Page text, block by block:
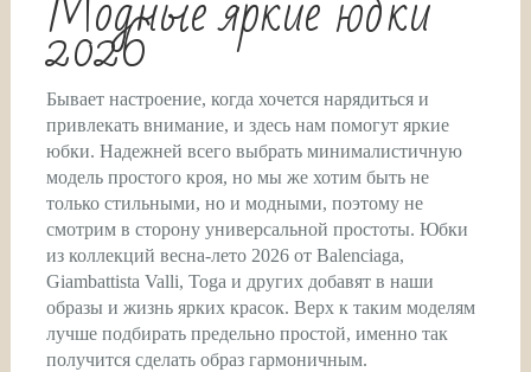
2026
Бывает настроение, когда хочется нарядиться и
привлекать внимание, и здесь нам помогут яркие
юбки. Надежней всего выбрать минималистичную
модель простого кроя, но мы же хотим быть не
только стильными, но и модными, поэтому не
смотрим в сторону универсальной простоты. Юбки
из коллекций весна-лето 2026 от Balenciaga,
Giambattista Valli, Toga и других добавят в наши
образы и жизнь ярких красок. Верх к таким моделям
лучше подбирать предельно простой, именно так
получится сделать образ гармоничным.